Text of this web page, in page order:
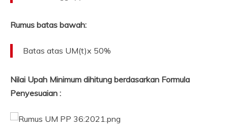
Rumus batas bawah:
Batas atas UM(t)x 50%
Nilai Upah Minimum dihitung berdasarkan Formula
Penyesuaian :